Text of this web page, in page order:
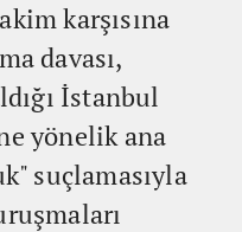
karşısına
davası,
İstanbul
yönelik ana
suçlamasıyla